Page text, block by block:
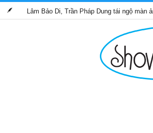
Lâm Bảo Di, Trần Pháp Dung tái ngộ màn ảnh nhỏ